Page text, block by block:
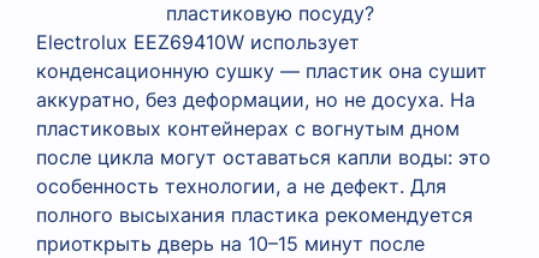
пластиковую посуду?
Electrolux EEZ69410W использует
конденсационную сушку — пластик она сушит
аккуратно, без деформации, но не досуха. На
пластиковых контейнерах с вогнутым дном
после цикла могут оставаться капли воды: это
особенность технологии, а не дефект. Для
полного высыхания пластика рекомендуется
приоткрыть дверь на 10–15 минут после